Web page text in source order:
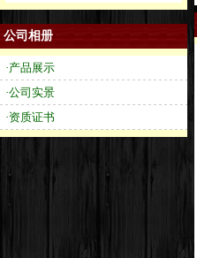
公司相册
·产品展示
·公司实景
·资质证书